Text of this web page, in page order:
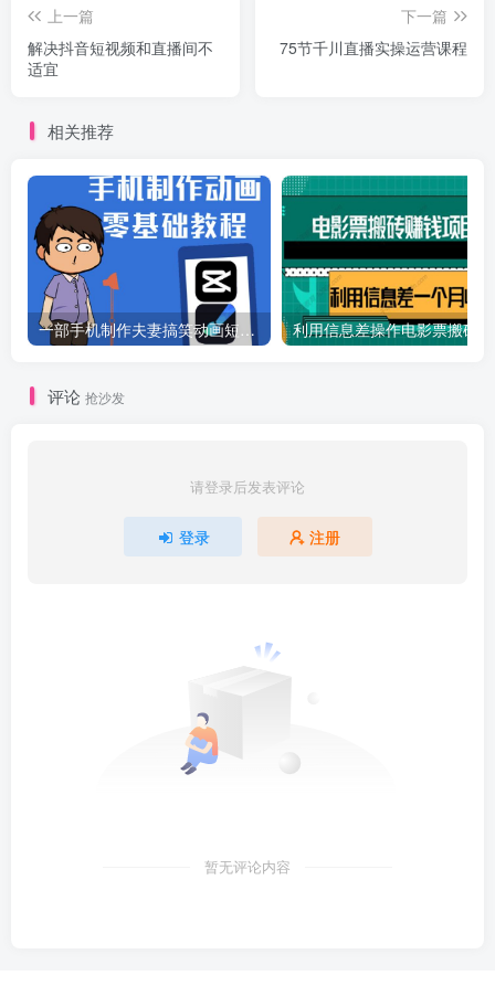
上一篇
解决抖音短视频和直播间不
适宜
下一篇
75节千川直播实操运营课程
相关推荐
一部手机制作夫妻搞笑动画短视频教程，零基础也能快速上手
评论 抢沙发
请登录后发表评论
登录 注册
暂无评论内容